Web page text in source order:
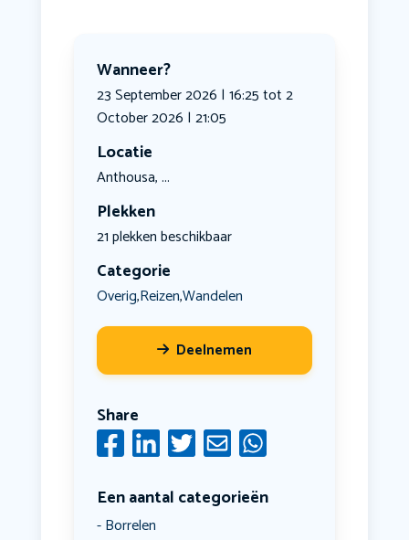
Wanneer?
23 September 2026 | 16:25 tot 2
October 2026 | 21:05
Locatie
Anthousa, ...
Plekken
21 plekken beschikbaar
Categorie
Overig,Reizen,Wandelen
Deelnemen
Share
Een aantal categorieën
Borrelen